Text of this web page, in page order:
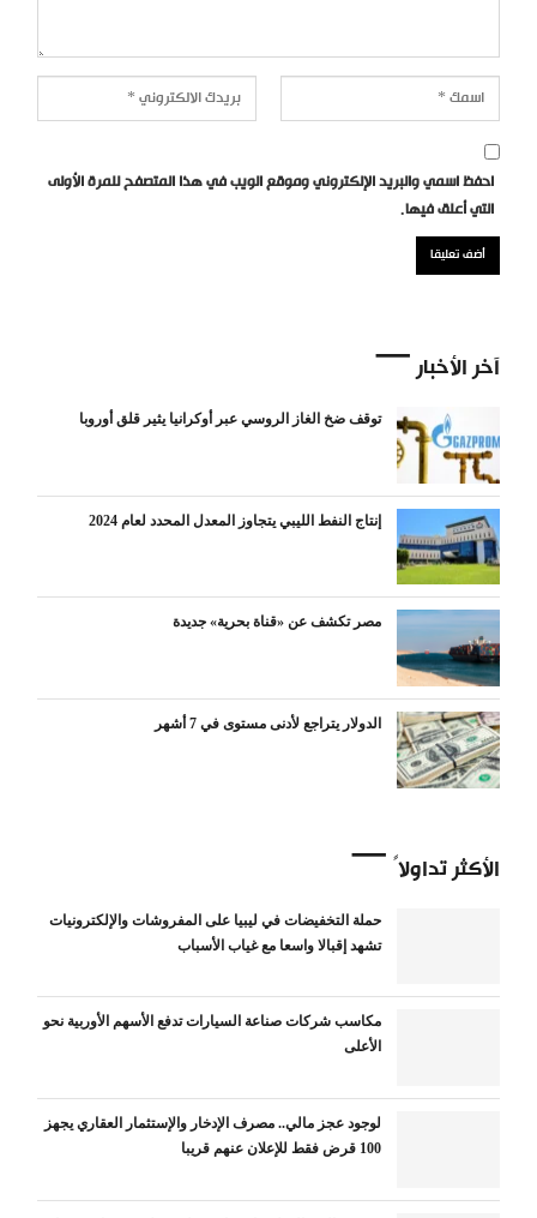
احفظ اسمي والبريد الإلكتروني وموقع الويب في هذا المتصفح للمرة الأولى
التي أعلق فيها.
آخر الأخبار
توقف ضخ الغاز الروسي عبر أوكرانيا يثير قلق أوروبا
إنتاج النفط الليبي يتجاوز المعدل المحدد لعام 2024
مصر تكشف عن «قناة بحرية» جديدة
الدولار يتراجع لأدنى مستوى في 7 أشهر
الأكثر تداولاً
حملة التخفيضات في ليبيا على المفروشات والإلكترونيات
تشهد إقبالا واسعا مع غياب الأسباب
مكاسب شركات صناعة السيارات تدفع الأسهم الأوربية نحو
الأعلى
لوجود عجز مالي.. مصرف الإدخار والإستثمار العقاري يجهز
100 قرض فقط للإعلان عنهم قريبا